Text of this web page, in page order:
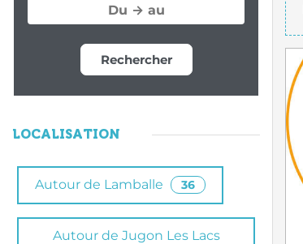
Rechercher
LOCALISATION
Autour de Lamballe 36
Autour de Jugon Les Lacs